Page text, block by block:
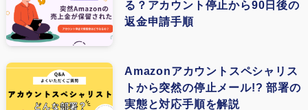
(1)
(1)
(1)
る？アカウント停止から90日後の
返金申請手順
Amazonアカウントスペシャリス
トから突然の停止メール!? 部署の
実態と対応手順を解説